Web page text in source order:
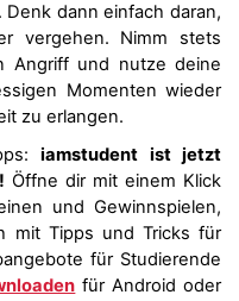
dann einfach daran,
vergehen. Nimm stets
Angriff und nutze deine
Momenten wieder
zu erlangen.
iamstudent ist jetzt
Öffne dir mit einem Klick
und Gewinnspielen,
mit Tipps und Tricks für
für Studierende
für Android oder